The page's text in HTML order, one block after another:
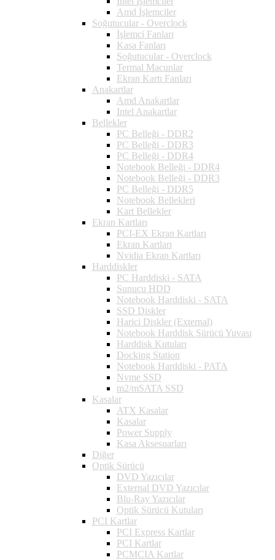
Amd İşlemciler
Soğutucular - Overclock
İşlemci Fanları
Kasa Fanları
Soğutucular - Overclock
Termal Macunlar
Ekran Kartı Fanları
Anakartlar
Amd Anakartlar
Intel Anakartlar
Bellekler
PC Belleği - DDR2
PC Belleği - DDR3
PC Belleği - DDR4
Notebook Belleği - DDR4
Notebook Belleği - DDR3
PC Belleği - DDR5
Notebook Bellekleri
Kart Bellekler
Ekran Kartları
PCI-EX Ekran Kartları
Ekran Kartları
Nvidia Ekran Kartları
Harddiskler
PC Harddiski - SATA
Sunucu HDD
Notebook Harddiski - SATA
SSD Diskler
Harici Diskler (External)
Notebook Harddisk Sürücü Yuvası
Harddisk Kutuları
Docking Station
Notebook Harddiski - PATA
Nvme SSD
m2/mSATA SSD
Kasalar
ATX Kasalar
Kasalar
Power Supply
Kasa Aksesuarları
Diğer
Optik Sürücü
DVD Yazıcılar
External DVD Yazıcılar
Blu-Ray Yazıcılar
Optik Sürücü Kutuları
PCI Kartlar
PCI Express Kartlar
PCI Kartlar
PCMCIA Kartlar